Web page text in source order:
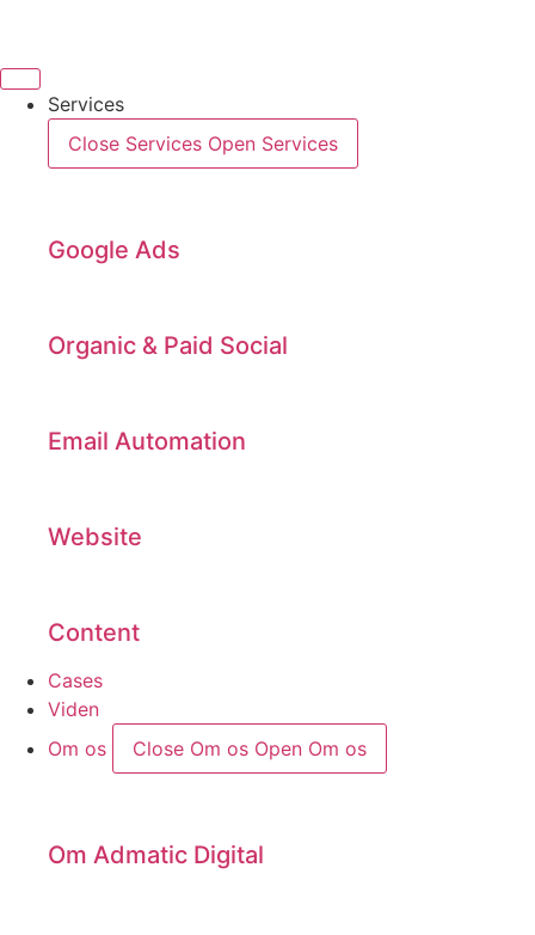
indhold
Services
Close Services Open Services
Google Ads
Organic & Paid Social
Email Automation
Website
Content
Cases
Viden
Om os
Close Om os Open Om os
Om Admatic Digital